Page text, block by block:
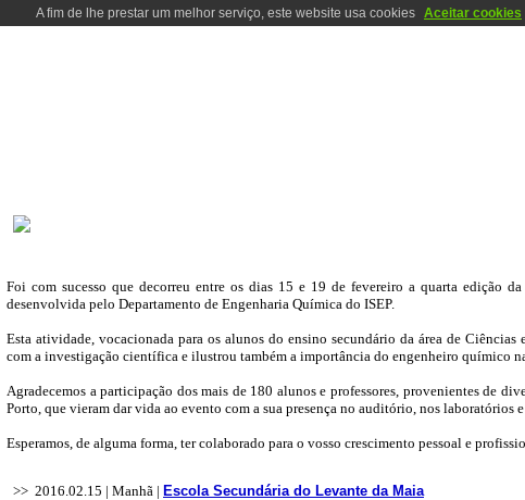
A fim de lhe prestar um melhor serviço, este website usa cookies Aceitar cookies
Foi com sucesso que decorreu entre os dias 15 e 19 de fevereiro a quarta edição
desenvolvida pelo Departamento de Engenharia Química do ISEP.
Esta atividade, vocacionada para os alunos do ensino secundário da área de
com a investigação científica e ilustrou também a importância do engenheiro químico
Agradecemos a participação dos mais de 180 alunos e professores, provenientes de
Porto, que vieram dar vida ao evento com a sua presença no auditório, nos laboratórios
Esperamos, de alguma forma, ter colaborado para o vosso crescimento pessoal e
>> 2016.02.15 | Manhã | Escola Secundária do Levante da Maia